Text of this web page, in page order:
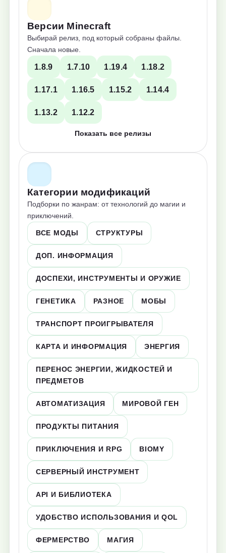
Версии Minecraft
Выбирай релиз, под который собраны файлы.
Сначала новые.
1.8.9 1.7.10 1.19.4 1.18.2
1.17.1 1.16.5 1.15.2 1.14.4
1.13.2 1.12.2
Показать все релизы
Категории модификаций
Подборки по жанрам: от технологий до магии и
приключений.
ВСЕ МОДЫ СТРУКТУРЫ
ДОП. ИНФОРМАЦИЯ
ДОСПЕХИ, ИНСТРУМЕНТЫ И ОРУЖИЕ
ГЕНЕТИКА РАЗНОЕ МОБЫ
ТРАНСПОРТ ПРОИГРЫВАТЕЛЯ
КАРТА И ИНФОРМАЦИЯ ЭНЕРГИЯ
ПЕРЕНОС ЭНЕРГИИ, ЖИДКОСТЕЙ И
ПРЕДМЕТОВ
АВТОМАТИЗАЦИЯ МИРОВОЙ ГЕН
ПРОДУКТЫ ПИТАНИЯ
ПРИКЛЮЧЕНИЯ И RPG BIOMY
СЕРВЕРНЫЙ ИНСТРУМЕНТ
API И БИБЛИОТЕКА
УДОБСТВО ИСПОЛЬЗОВАНИЯ И QOL
ФЕРМЕРСТВО МАГИЯ